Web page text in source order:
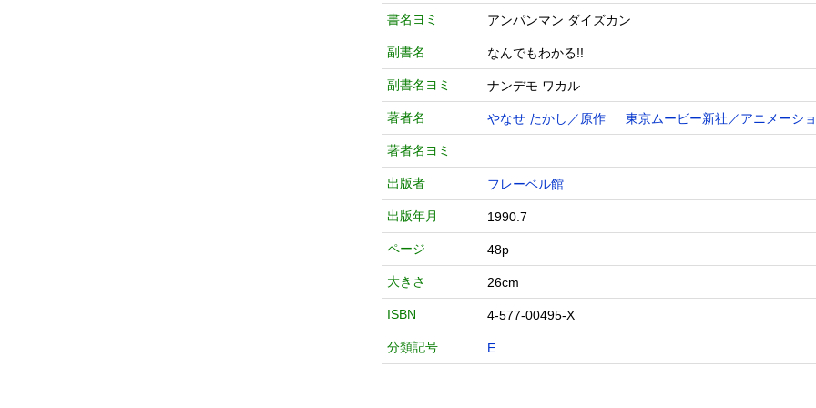
書名ヨミ アンパンマン ダイズカン
副書名 なんでもわかる!!
副書名ヨミ ナンデモ ワカル
著者名 やなせ たかし／原作 東京ムービー新社／アニメーシ
著者名ヨミ
出版者 フレーベル館
出版年月 1990.7
ページ 48p
大きさ 26cm
ISBN 4-577-00495-X
分類記号 E